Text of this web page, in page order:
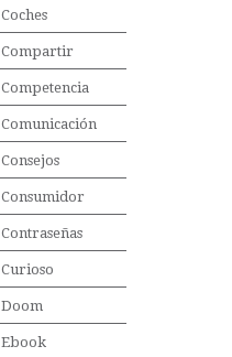
Coches
Compartir
Competencia
Comunicación
Consejos
Consumidor
Contraseñas
Curioso
Doom
Ebook